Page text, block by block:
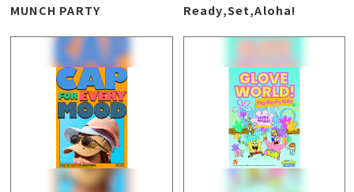
MUNCH PARTY Ready,Set,Aloha!